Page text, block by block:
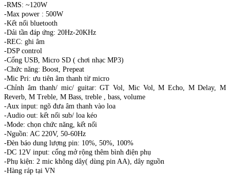
-RMS: ~120W
-Max power : 500W
-Kết nối bluetooth
-Dải tần đáp ứng: 20Hz-20KHz
-REC: ghi âm
-DSP control
-Cổng USB, Micro SD ( chơi nhạc MP3)
-Chức năng: Boost, Prepeat
-Mic Pri: ưu tiên âm thanh từ micro
-Chỉnh âm thanh/ mic/ guitar: GT Vol, Mic Vol, M Echo, M Delay, M
Reverb, M Treble, M Bass, treble , bass, volume
-Aux input: ngõ đưa âm thanh vào loa
-Audio out: kết nối sub/ loa kéo
-Mode: chọn chức năng, kết nối
-Nguồn: AC 220V, 50-60Hz
-Đèn báo dung lượng pin: 10%, 50%, 100%
-DC 12V input: cổng mở rộng thêm bình điện phụ
-Phụ kiện: 2 mic không dây( dùng pin AA), dây nguồn
-Hàng ráp tại VN